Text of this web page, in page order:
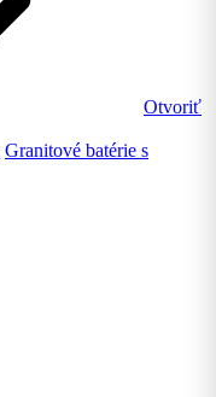
Otvoriť
Granitové batérie s